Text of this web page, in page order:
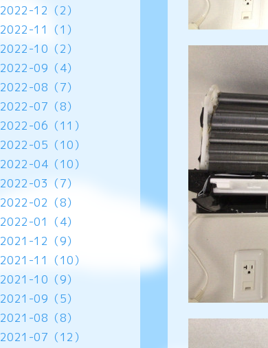
2022-12（2）
2022-11（1）
2022-10（2）
2022-09（4）
2022-08（7）
2022-07（8）
2022-06（11）
2022-05（10）
2022-04（10）
2022-03（7）
2022-02（8）
2022-01（4）
2021-12（9）
2021-11（10）
2021-10（9）
2021-09（5）
2021-08（8）
2021-07（12）